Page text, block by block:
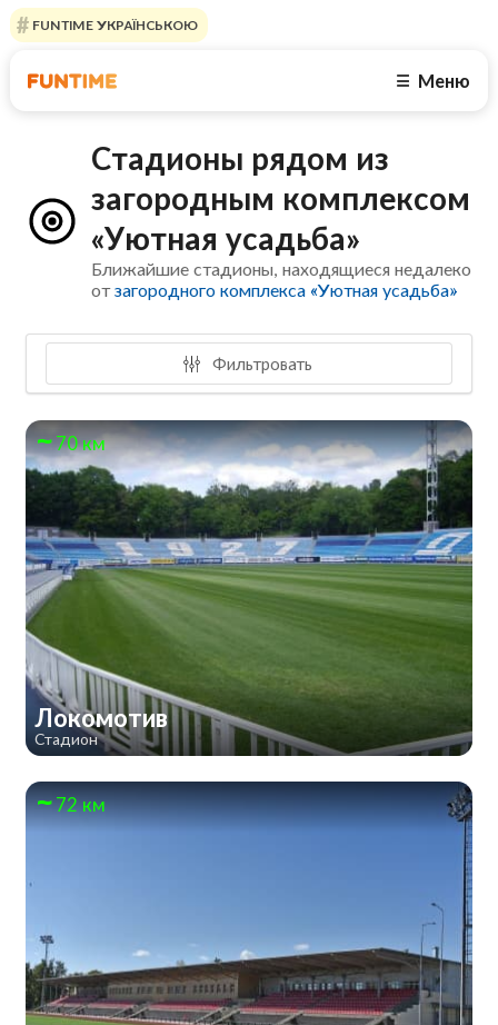
FUNTIME УКРАЇНСЬКОЮ
☰ Меню
Стадионы рядом из
загородным комплексом
«Уютная усадьба»
Ближайшие стадионы, находящиеся недалеко
отзагородного комплекса «Уютная усадьба»
Фильтровать
70 км
Локомотив
Стадион
72 км